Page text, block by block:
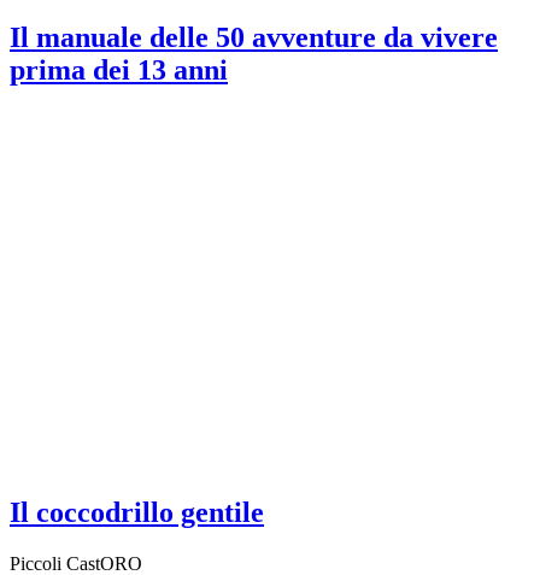
Il manuale delle 50 avventure da vivere
prima dei 13 anni
Il coccodrillo gentile
Piccoli CastORO